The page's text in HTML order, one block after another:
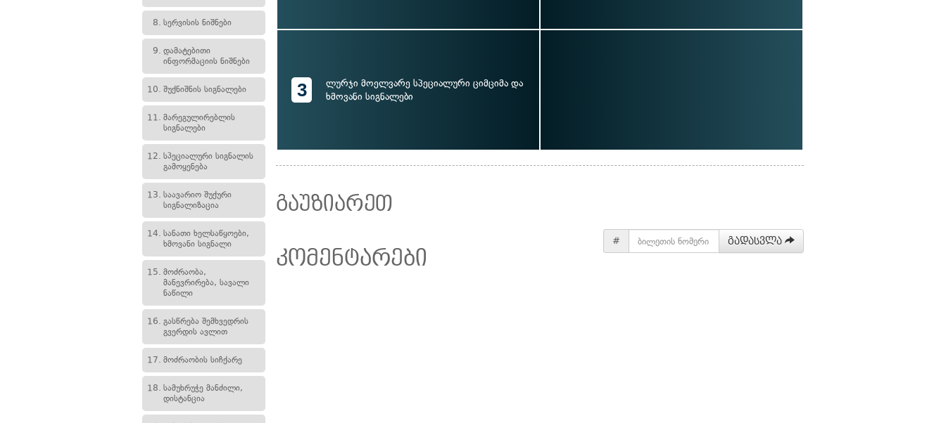
8. სერვისის ნიშნები
9. დამატებითი
ინფორმაციის ნიშნები
10. შუქნიშნის სიგნალები
11. მარეგულირებლის
სიგნალები
12. სპეციალური სიგნალის
გამოყენება
13. საავარიო შუქური
სიგნალიზაცია
14. სანათი ხელსაწყოები,
ხმოვანი სიგნალი
15. მოძრაობა,
მანევრირება, სავალი
ნაწილი
16. გასწრება შემხვედრის
გვერდის ავლით
17. მოძრაობის სიჩქარე
18. სამუხრუჭე მანძილი,
დისტანცია
3
ლურჯი მოელვარე სპეციალური ციმციმა და
ხმოვანი სიგნალები
# გადასვლა
გაუზიარეთ
კომენტარები